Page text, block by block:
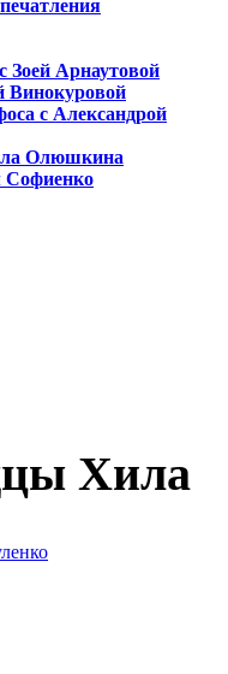
Зоей Арнаутовой
Винокуровой
с Александрой
Олюшкина
Софиенко
Хила